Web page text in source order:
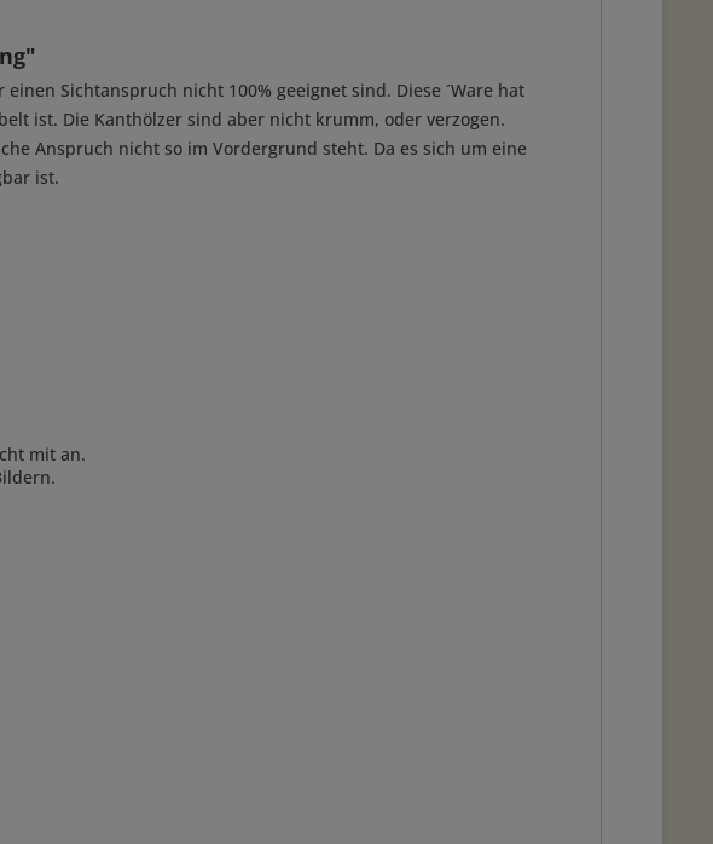
Sichtanspruch nicht 100% geeignet sind. Diese ´Ware hat
ist. Die Kanthölzer sind aber nicht krumm, oder verzogen.
Anspruch nicht so im Vordergrund steht. Da es sich um eine
ist.
mit an.